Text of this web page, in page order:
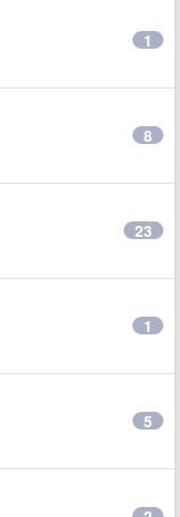
1
8
23
1
5